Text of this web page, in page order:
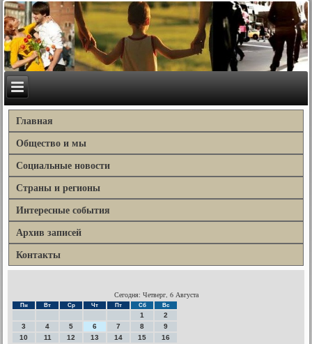
Главная
Общество и мы
Социальные новости
Страны и регионы
Интересные события
Архив записей
Контакты
Сегодня: Четверг, 6 Августа
Пн Вт Ср Чт Пт Сб Вс
1
2
3
4 5 6 7 8
9
10
11 12 13 14 15
16